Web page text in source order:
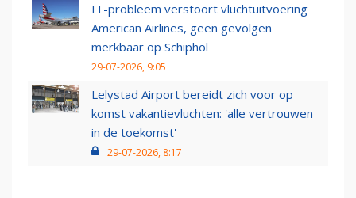
IT-probleem verstoort vluchtuitvoering
American Airlines, geen gevolgen
merkbaar op Schiphol
29-07-2026, 9:05
Lelystad Airport bereidt zich voor op
komst vakantievluchten: 'alle vertrouwen
in de toekomst'
29-07-2026, 8:17